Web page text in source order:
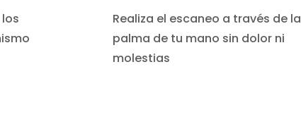
Realiza el escaneo a través de la
palma de tu mano sin dolor ni
molestias